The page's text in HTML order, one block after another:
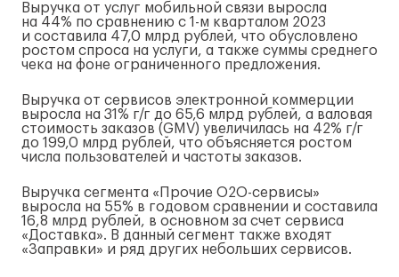
Выручка от услуг мобильной связи выросла
на 44% по сравнению с 1-м кварталом 2023
и составила 47,0 млрд рублей, что обусловлено
ростом спроса на услуги, а также суммы среднего
чека на фоне ограниченного предложения.
Выручка от сервисов электронной коммерции
выросла на 31% г/г до 65,6 млрд рублей, а валовая
стоимость заказов (GMV) увеличилась на 42% г/г
до 199,0 млрд рублей, что объясняется ростом
числа пользователей и частоты заказов.
Выручка сегмента «Прочие O2O-сервисы»
выросла на 55% в годовом сравнении и составила
16,8 млрд рублей, в основном за счет сервиса
«Доставка». В данный сегмент также входят
«Заправки» и ряд других небольших сервисов.